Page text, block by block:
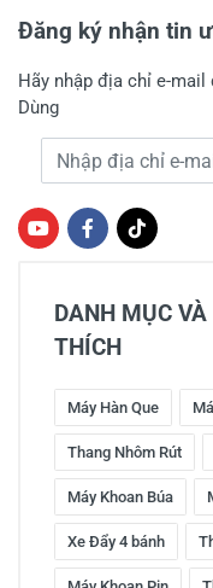
Đăng ký nhận tin
Hãy nhập địa chỉ e-
Dùng
Địa chỉ e-mail
DANH MỤC
THÍCH
Máy Hàn Que
Thang Nhôm Rút
Máy Khoan Búa
Xe Đẩy 4 bánh